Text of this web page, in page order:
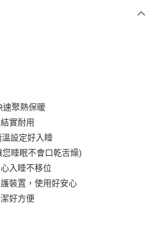
台北富邦商業銀行
兆豐國際商業銀行
台中商業銀行
華泰商業銀行
遠東國際商業銀行
永豐商業銀行
星展（台灣）商業銀行
中國信託商業銀行
彰化商業銀行
台北富邦商業銀行
兆豐國際商業銀行
台中商業銀行
華泰商業銀行
遠東國際商業銀行
永豐商業銀行
星展（台灣）商業銀行
第一商業銀行
台北富邦商業銀行
兆豐國際商業銀行
台中商業銀行
華泰商業銀行
遠東國際商業銀行
第一商業銀行
彰化商業銀行
臺灣中小企業銀行
匯豐（台灣）商業銀行
聯邦商業銀行
速聚熱保暖
實耐用
設定好入睡
睡眠不會口乾舌燥)
入睡不移位
裝置，使用好安心
好方便